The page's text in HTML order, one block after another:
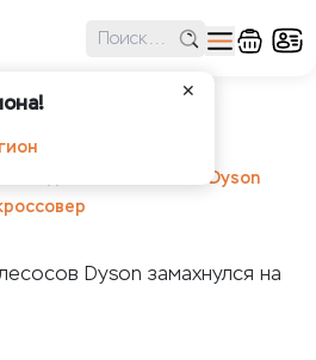
✕
Dyson
пылесосов Dyson